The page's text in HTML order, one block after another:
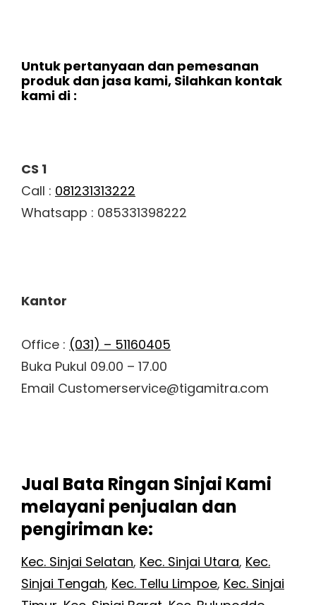
Untuk pertanyaan dan pemesanan
produk dan jasa kami, Silahkan kontak
kami di :
CS 1
Call : 081231313222
Whatsapp : 085331398222
Kantor
Office : (031) – 51160405
Buka Pukul 09.00 – 17.00
Email Customerservice@tigamitra.com
Jual Bata Ringan Sinjai Kami
melayani penjualan dan
pengiriman ke:
Kec. Sinjai Selatan, Kec. Sinjai Utara, Kec.
Sinjai Tengah, Kec. Tellu Limpoe, Kec. Sinjai